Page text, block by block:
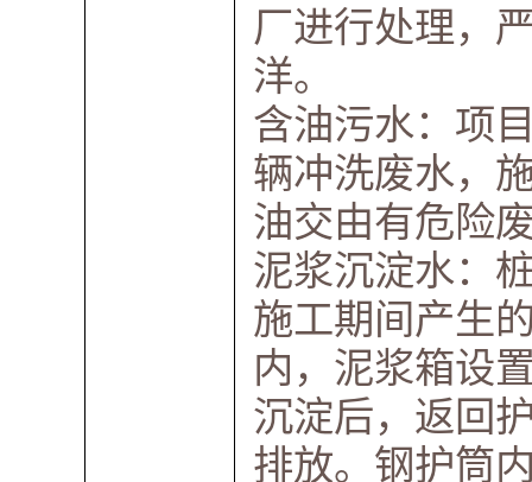
厂进行处理，
洋。
含油污水：项
辆冲洗废水，
油交由有危险
泥浆沉淀水：
施工期间产生
内，泥浆箱设
沉淀后，返回
排放。钢护筒